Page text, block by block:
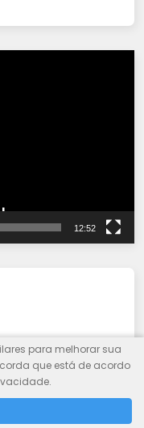
12:52
para melhorar sua
que está de acordo